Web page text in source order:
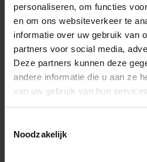
personaliseren, om functies
en om ons websiteverkeer te
informatie over uw gebruik van
partners voor social media,
Deze partners kunnen deze
andere informatie die u aan ze
van uw gebruik van hun
Noodzakelijk